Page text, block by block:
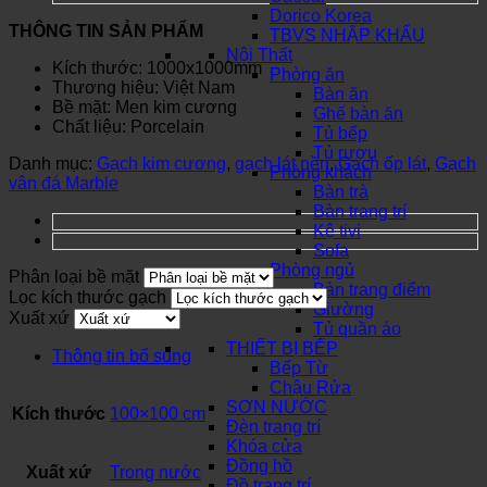
Dorico Korea
TBVS NHẬP KHẨU
Nội Thất
Phòng ăn
Bàn ăn
Ghế bàn ăn
Tủ bếp
Tủ rượu
Phòng khách
Bàn trà
Bàn trang trí
Kệ tivi
Sofa
Phòng ngủ
Bàn trang điểm
Giường
Tủ quần áo
THIẾT BỊ BẾP
Bếp Từ
Chậu Rửa
SƠN NƯỚC
Đèn trang trí
Khóa cửa
Đồng hồ
THÔNG TIN SẢN PHẨM
Kích thước: 1000x1000mm
Thương hiệu: Việt Nam
Bề mặt: Men kim cương
Chất liệu: Porcelain
Danh mục: Gạch kim cương, gạch lát nền,Gạch ốp lát, Gạch
vân đá Marble
Phân loại bề mặt
Lọc kích thước gạch
Xuất xứ
Thông tin bổ sung
Kích thước 100×100 cm
Xuất xứ Trong nước